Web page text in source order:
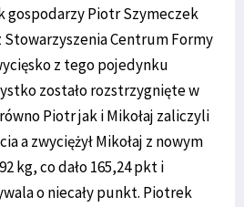
gospodarzy Piotr Szymeczek
Stowarzyszenia Centrum Formy
z tego pojedynku
zostało rozstrzygnięte w
Piotr jak i Mikołaj zaliczyli
a zwyciężył Mikołaj z nowym
kg, co dało 165,24 pkt i
o niecały punkt. Piotrek